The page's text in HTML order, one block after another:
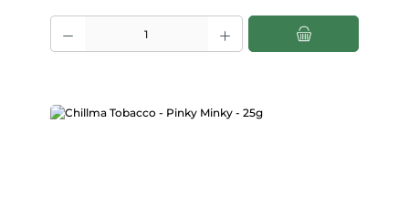
Produkt Anzahl: Gib den gewünschten Wert ein oder benutze die